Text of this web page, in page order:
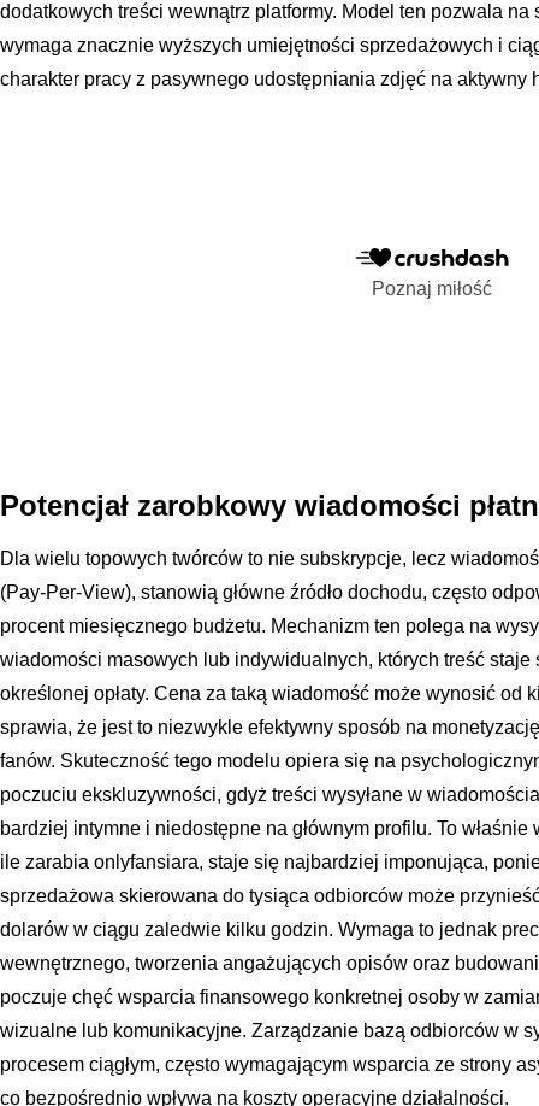
dodatkowych treści wewnątrz platformy. Model ten pozwala
wymaga znacznie wyższych umiejętności sprzedażowych i
charakter pracy z pasywnego udostępniania zdjęć na aktywny
Poznaj miłość
Potencjał zarobkowy wiadomości
Dla wielu topowych twórców to nie subskrypcje, lecz
(Pay-Per-View), stanowią główne źródło dochodu, często
procent miesięcznego budżetu. Mechanizm ten polega na
wiadomości masowych lub indywidualnych, których treść
określonej opłaty. Cena za taką wiadomość może wynosić od
sprawia, że jest to niezwykle efektywny sposób na
fanów. Skuteczność tego modelu opiera się na
poczuciu ekskluzywności, gdyż treści wysyłane w
bardziej intymne i niedostępne na głównym profilu. To
ile zarabia onlyfansiara, staje się najbardziej imponująca,
sprzedażowa skierowana do tysiąca odbiorców może
dolarów w ciągu zaledwie kilku godzin. Wymaga to jednak
wewnętrznego, tworzenia angażujących opisów oraz
poczuje chęć wsparcia finansowego konkretnej osoby w
wizualne lub komunikacyjne. Zarządzanie bazą odbiorców w
procesem ciągłym, często wymagającym wsparcia ze strony
co bezpośrednio wpływa na koszty operacyjne działalności.